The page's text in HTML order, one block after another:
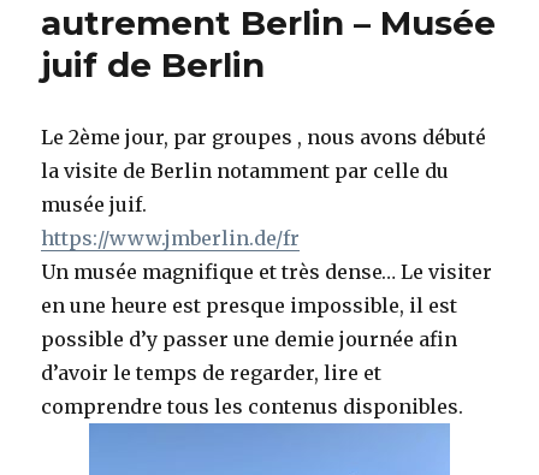
Berlin
Les
de
autrement Berlin – Musée
juif de Berlin
Le 2ème jour, par groupes , nous avons débuté
la visite de Berlin notamment par celle du
musée juif.
https://www.jmberlin.de/fr
Un musée magnifique et très dense… Le visiter
en une heure est presque impossible, il est
possible d’y passer une demie journée afin
d’avoir le temps de regarder, lire et
comprendre tous les contenus disponibles.